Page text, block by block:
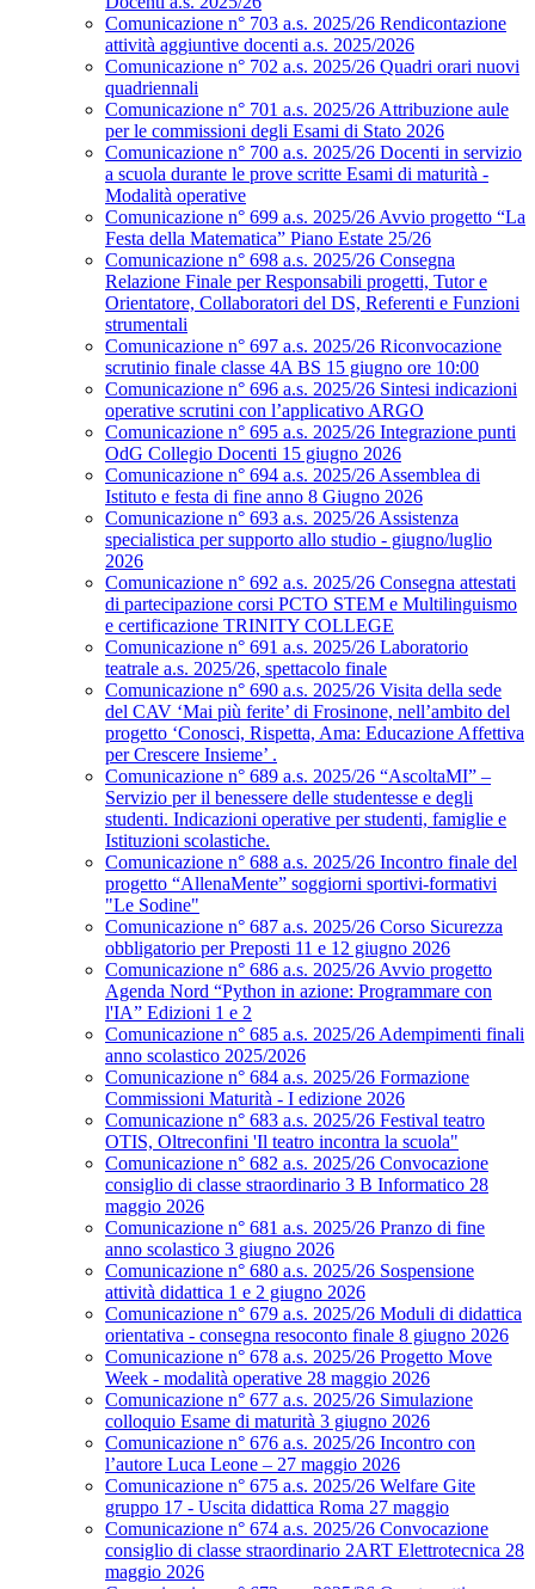
Comunicazione n° 703 a.s. 2025/26 Rendicontazione
attività aggiuntive docenti a.s. 2025/2026
Comunicazione n° 702 a.s. 2025/26 Quadri orari nuovi
quadriennali
Comunicazione n° 701 a.s. 2025/26 Attribuzione aule
per le commissioni degli Esami di Stato 2026
Comunicazione n° 700 a.s. 2025/26 Docenti in servizio
a scuola durante le prove scritte Esami di maturità -
Modalità operative
Comunicazione n° 699 a.s. 2025/26 Avvio progetto “La
Festa della Matematica” Piano Estate 25/26
Comunicazione n° 698 a.s. 2025/26 Consegna
Relazione Finale per Responsabili progetti, Tutor e
Orientatore, Collaboratori del DS, Referenti e Funzioni
strumentali
Comunicazione n° 697 a.s. 2025/26 Riconvocazione
scrutinio finale classe 4A BS 15 giugno ore 10:00
Comunicazione n° 696 a.s. 2025/26 Sintesi indicazioni
operative scrutini con l’applicativo ARGO
Comunicazione n° 695 a.s. 2025/26 Integrazione punti
OdG Collegio Docenti 15 giugno 2026
Comunicazione n° 694 a.s. 2025/26 Assemblea di
Istituto e festa di fine anno 8 Giugno 2026
Comunicazione n° 693 a.s. 2025/26 Assistenza
specialistica per supporto allo studio - giugno/luglio
2026
Comunicazione n° 692 a.s. 2025/26 Consegna attestati
di partecipazione corsi PCTO STEM e Multilinguismo
e certificazione TRINITY COLLEGE
Comunicazione n° 691 a.s. 2025/26 Laboratorio
teatrale a.s. 2025/26, spettacolo finale
Comunicazione n° 690 a.s. 2025/26 Visita della sede
del CAV ‘Mai più ferite’ di Frosinone, nell’ambito del
progetto ‘Conosci, Rispetta, Ama: Educazione Affettiva
per Crescere Insieme’ .
Comunicazione n° 689 a.s. 2025/26 “AscoltaMI” –
Servizio per il benessere delle studentesse e degli
studenti. Indicazioni operative per studenti, famiglie e
Istituzioni scolastiche.
Comunicazione n° 688 a.s. 2025/26 Incontro finale del
progetto “AllenaMente” soggiorni sportivi‑formativi
"Le Sodine"
Comunicazione n° 687 a.s. 2025/26 Corso Sicurezza
obbligatorio per Preposti 11 e 12 giugno 2026
Comunicazione n° 686 a.s. 2025/26 Avvio progetto
Agenda Nord “Python in azione: Programmare con
l'IA” Edizioni 1 e 2
Comunicazione n° 685 a.s. 2025/26 Adempimenti finali
anno scolastico 2025/2026
Comunicazione n° 684 a.s. 2025/26 Formazione
Commissioni Maturità - I edizione 2026
Comunicazione n° 683 a.s. 2025/26 Festival teatro
OTIS, Oltreconfini 'Il teatro incontra la scuola"
Comunicazione n° 682 a.s. 2025/26 Convocazione
consiglio di classe straordinario 3 B Informatico 28
maggio 2026
Comunicazione n° 681 a.s. 2025/26 Pranzo di fine
anno scolastico 3 giugno 2026
Comunicazione n° 680 a.s. 2025/26 Sospensione
attività didattica 1 e 2 giugno 2026
Comunicazione n° 679 a.s. 2025/26 Moduli di didattica
orientativa - consegna resoconto finale 8 giugno 2026
Comunicazione n° 678 a.s. 2025/26 Progetto Move
Week - modalità operative 28 maggio 2026
Comunicazione n° 677 a.s. 2025/26 Simulazione
colloquio Esame di maturità 3 giugno 2026
Comunicazione n° 676 a.s. 2025/26 Incontro con
l’autore Luca Leone – 27 maggio 2026
Comunicazione n° 675 a.s. 2025/26 Welfare Gite
gruppo 17 - Uscita didattica Roma 27 maggio
Comunicazione n° 674 a.s. 2025/26 Convocazione
consiglio di classe straordinario 2ART Elettrotecnica 28
maggio 2026